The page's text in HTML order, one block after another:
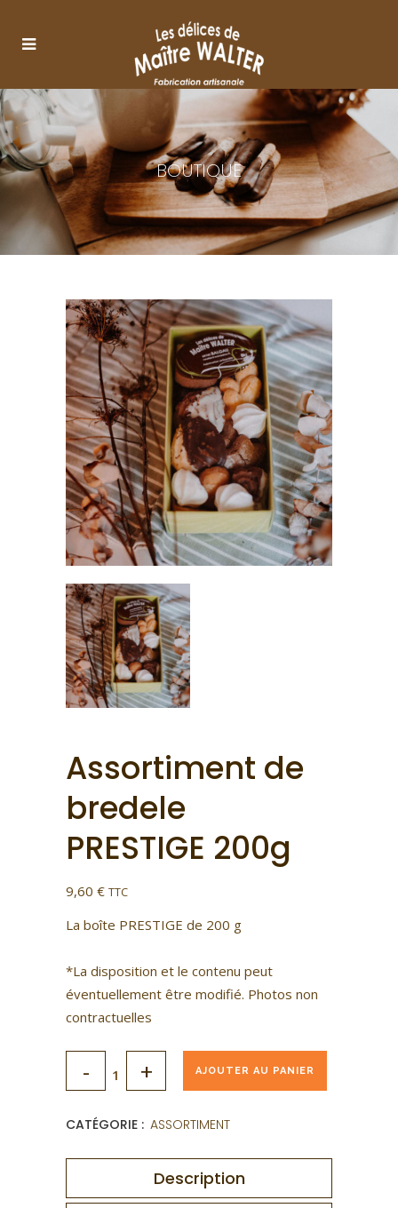
BOUTIQUE
Assortiment de
bredele
PRESTIGE 200g
9,60 € TTC
La boîte PRESTIGE de 200 g
*La disposition et le contenu peut
éventuellement être modifié. Photos non
contractuelles
Assortiment
bredele
PRESTIGE
200g
AJOUTER AU PANIER
CATÉGORIE : ASSORTIMENT
Description